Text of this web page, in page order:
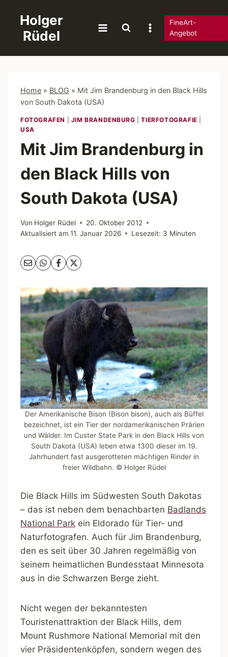
springen
Holger
Rüdel
FineArt-
Angebot
Home » BLOG » Mit Jim Brandenburg in den Black Hills
von South Dakota (USA)
FOTOGRAFEN JIM BRANDENBURG |TIERFOTOGRAFIE
USA
Mit Jim Brandenburg in
den Black Hills von
South Dakota (USA)
Von Holger Rüdel
20. Oktober 2012
Aktualisiert am 11. Januar 2026 Lesezeit: 3 Minuten
Der Amerikanische Bison (Bison bison), auch als Büffel
bezeichnet, ist ein Tier der nordamerikanischen Prärien
und Wälder. Im Custer State Park in den Black Hills von
South Dakota (USA) leben etwa 1300 dieser im 19.
Jahrhundert fast ausgerotteten mächtigen Rinder in
freier Wildbahn. © Holger Rüdel
Die Black Hills im Südwesten South Dakotas
– das ist neben dem benachbarten Badlands
National Park ein Eldorado für Tier- und
Naturfotografen. Auch für Jim Brandenburg,
den es seit über 30 Jahren regelmäßig von
seinem heimatlichen Bundesstaat Minnesota
aus in die Schwarzen Berge zieht.
Nicht wegen der bekanntesten
Touristenattraktion der Black Hills, dem
Mount Rushmore National Memorial mit den
vier Präsidentenköpfen, sondern wegen des